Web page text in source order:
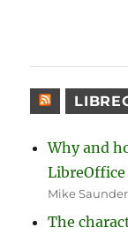
Why and
LibreOffice
Mike
The